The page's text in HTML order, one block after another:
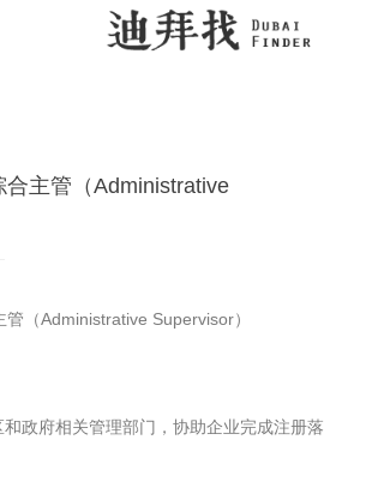
合主管（Administrative
管（Administrative Supervisor）
政府相关管理部门，协助企业完成注册落